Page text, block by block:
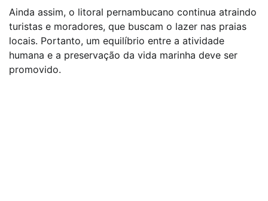
Ainda assim, o litoral pernambucano continua atraindo
turistas e moradores, que buscam o lazer nas praias
locais. Portanto, um equilíbrio entre a atividade
humana e a preservação da vida marinha deve ser
promovido.